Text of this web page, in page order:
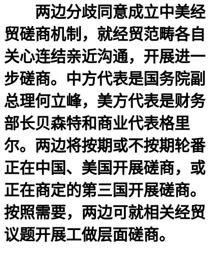
两边分歧同意成立中美经
贸磋商机制，就经贸范畴各自
关心连结亲近沟通，开展进一
步磋商。中方代表是国务院副
总理何立峰，美方代表是财务
部长贝森特和商业代表格里
尔。两边将按期或不按期轮番
正在中国、美国开展磋商，或
正在商定的第三国开展磋商。
按照需要，两边可就相关经贸
议题开展工做层面磋商。